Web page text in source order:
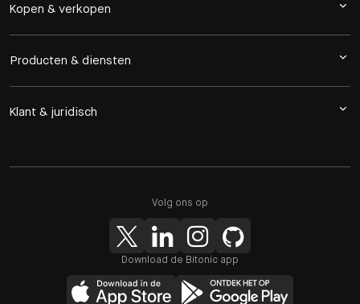
Kopen & verkopen
Producten & diensten
Klant & juridisch
Volg ons op
Download de Bitonic app